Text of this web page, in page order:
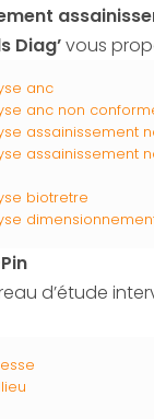
Diag’vous
anc
anc non
assainissement
assainissement
biotretre
d’étude